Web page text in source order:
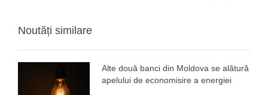
Noutăți similare
Alte două banci din Moldova se alătură
apelului de economisire a energiei